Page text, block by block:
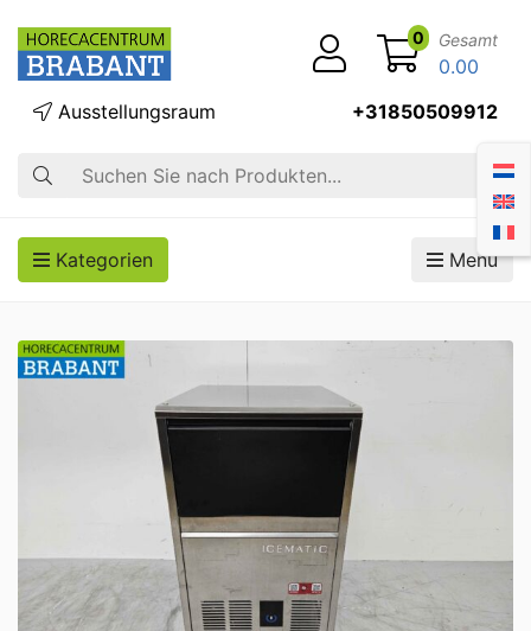
Suche
Ausstellungsraum +31850509912
0 Gesamt
0.00
Kategorien Menü